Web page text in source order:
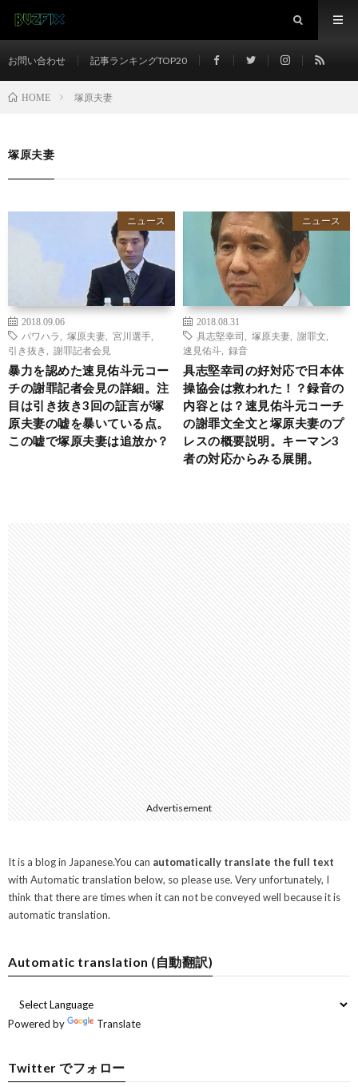
お問い合わせ 記事ランキングTOP20
HOME 塚原夫妻
塚原夫妻
ニュース
2018.09.06
パワハラ
塚原夫妻 宮川選手
引き抜き
謝罪記者会見
暴力を認めた速見佑斗元コー
チの謝罪記者会見の詳細。注
目は引き抜き3回の証言が塚
原夫妻の嘘を暴いている点。
この嘘で塚原夫妻は追放か？
ニュース
2018.08.31
具志堅幸司
塚原夫妻 謝罪文
速見佑斗
録音
具志堅幸司の好対応で日本体
操協会は救われた！？録音の
内容とは？速見佑斗元コーチ
の謝罪文全文と塚原夫妻のプ
レスの概要説明。キーマン3
者の対応からみる展開。
Advertisement
It is a blog in Japanese.You can automatically translate the full text
with Automatic translation below, so please use. Very unfortunately, I
think that there are times when it can not be conveyed well because it is
automatic translation.
Automatic translation (自動翻訳)
Powered by Translate
Twitter でフォロー